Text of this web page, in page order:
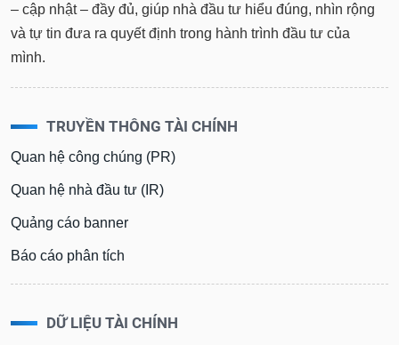
– cập nhật – đầy đủ, giúp nhà đầu tư hiểu đúng, nhìn rộng
và tự tin đưa ra quyết định trong hành trình đầu tư của
mình.
TRUYỀN THÔNG TÀI CHÍNH
Quan hệ công chúng (PR)
Quan hệ nhà đầu tư (IR)
Quảng cáo banner
Báo cáo phân tích
DỮ LIỆU TÀI CHÍNH